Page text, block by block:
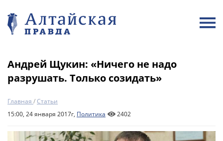
Андрей Щукин: «Ничего не надо
разрушать. Только созидать»
Главная /Статьи
15:00, 24 января 2017г, Политика 2402